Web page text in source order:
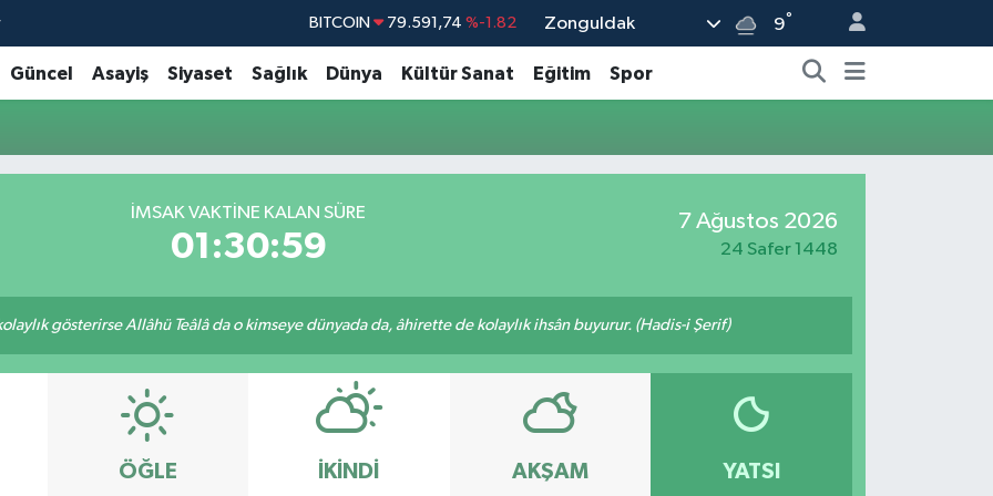
BITCOIN 79.591,74 %-1.82
DOLAR 45,43620 %0.02
EURO 53,38690 %0.19
BİST100
Zonguldak 9°
Güncel Asayiş Siyaset Sağlık Dünya Kültür Sanat Eğitim Spor
İMSAK VAKTİNE KALAN SÜRE
01:30:59
7 Ağustos 2026
24 Safer 1448
gösterirse Allâhü Teâlâ da o kimseye dünyada da, âhirette de kolaylık ihsân buyurur. (Hadis-i Şerif)
ÖĞLE İKINDI AKŞAM YATSI